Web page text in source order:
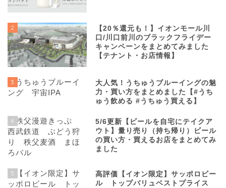
2
【20％還元も！】イオンモール川
口/川口前川のブラックフライデー
キャンペーンをまとめてみました
【テナント・お店情報】
3
大人気！うちゅうブルーイングの魅
力・買い方をまとめました【#うち
ゅう飲める #うちゅう買える】
4
5/6更新【ビールを自宅にテイクア
ウト】量り売り（持ち帰り）ビール
の買い方・買えるお店をまとめてみ
ました
5
高評価【イオン限定】サッポロビー
ル トップバリュベストプライス